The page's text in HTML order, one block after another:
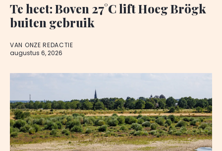
Te heet: Boven 27°C lift Hoeg Brögk
buiten gebruik
VAN ONZE REDACTIE
augustus 6, 2026